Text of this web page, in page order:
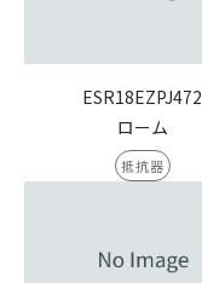
ESR18EZPJ472
ローム
抵抗器